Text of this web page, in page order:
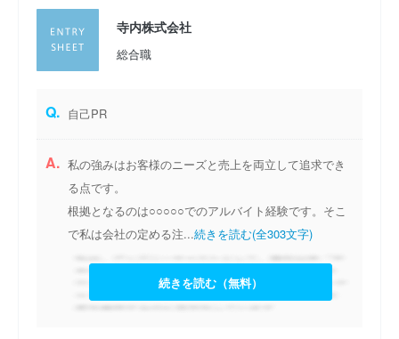
寺内株式会社
総合職
Q. 自己PR
A. 私の強みはお客様のニーズと売上を両立して追求でき
る点です。
根拠となるのは○○○○○でのアルバイト経験です。そこ
で私は会社の定める注...続きを読む(全303文字)
続きを読む（無料）